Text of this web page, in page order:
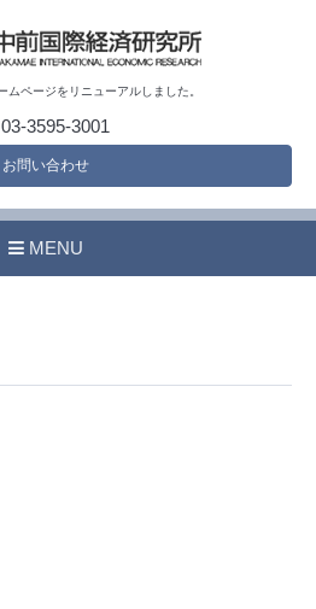
ムページをリニューアルしました。
03-3595-3001
お問い合わせ
MENU